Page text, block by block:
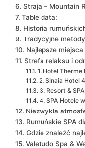
Straja – Mountain‍
Table data:
Historia⁣
Tradycyjne
Najlepsze
Strefa⁤ relaksu i
1. Hotel Therme
2. Sinaia Hotel
3. Resort ​&
4. SPA Hotele
Niezwykła
Rumuńskie SPA
Gdzie ⁣znaleźć
Valetudo Spa &